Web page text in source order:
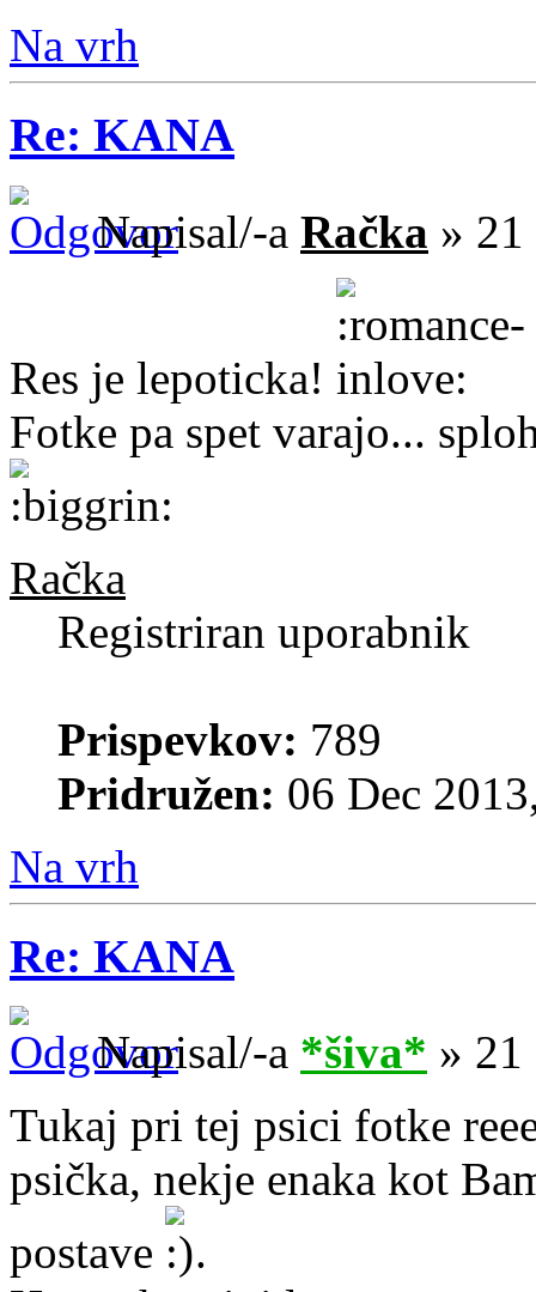
Na vrh
Re: KANA
Napisal/-a Račka »
Res je lepoticka!
Fotke pa spet varajo...
Račka
Registriran uporabnik
Prispevkov: 789
Pridružen: 06 Dec
Na vrh
Re: KANA
Napisal/-a *šiva* »
Tukaj pri tej psici fotke
psička, nekje enaka kot
postave
.